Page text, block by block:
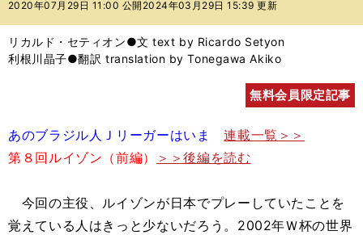
バ
2020年07月29日 11:00 公開 2024年03月29日 15:39 更新
リカルド・セティオン●文 text by Ricardo Setyon
利根川晶子●翻訳 translation by Tonegawa Akiko
無料会員限定記事
あのブラジル人Ｊリーガーはいま
連載一覧＞＞
第８回ルイゾン（前編）
＞＞後編を読む
今回の主役、ルイゾンが日本でプレーしていたことを
覚えている人はきっと少ないだろう。2002年Ｗ杯の世界